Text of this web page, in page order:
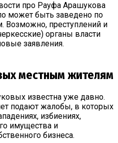
про Рауфа Арашукова
может быть заведено по
Возможно, преступлений и
органы власти
заявления.
местным жителям
известна уже давно.
подают жалобы, в которых
избиениях,
имущества и
бизнеса.